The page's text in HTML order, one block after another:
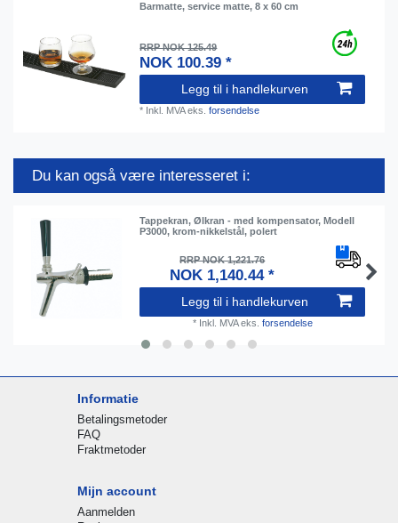
Barmatte, service matte, 8 x 60 cm
RRP NOK 125.49
NOK 100.39 *
Legg til i handlekurven
* Inkl. MVAeks.forsendelse
Du kan også være interesseret i:
Tappekran, Ølkran - med kompensator, Modell
P3000, krom-nikkelstål, polert
RRP NOK 1,221.76
NOK 1,140.44 *
Legg til i handlekurven
* Inkl. MVAeks. forsendelse
Informatie
Betalingsmetoder
FAQ
Fraktmetoder
Mijn account
Aanmelden